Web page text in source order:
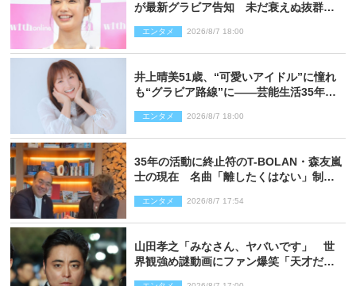
が最新グラビア告知 未だ衰えぬ抜群ス
エンタメ 2026/8/7 18:00
井上晴美51歳、“可愛いアイドル”に憧れ
も“グラビア路線”に――芸能生活35年を
エンタメ 2026/8/7 18:00
35年の活動に終止符のT-BOLAN・森友嵐
士の現在 名曲「離したくはない」制作
エンタメ 2026/8/7 17:54
山田孝之「みなさん、ヤバいです」 世
界観強め謎動画にファン爆笑「天才だ